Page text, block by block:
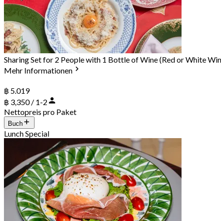
Sharing Set for 2 People with 1 Bottle of Wine (Red or White
Mehr Informationen
฿ 5.019
฿ 3,350 / 1-2
Nettopreis pro Paket
Buch
Lunch Special